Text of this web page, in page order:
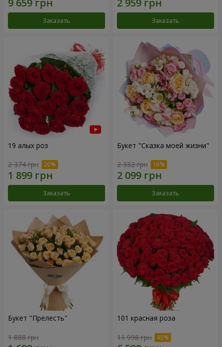
Заказать Заказать
19 алых роз
2 374 грн
Заказать
Букет "Сказка моей жизни"
2 332 грн
Заказать
Букет "Прелесть"
1 888 грн
101 красная роза
11 998 грн